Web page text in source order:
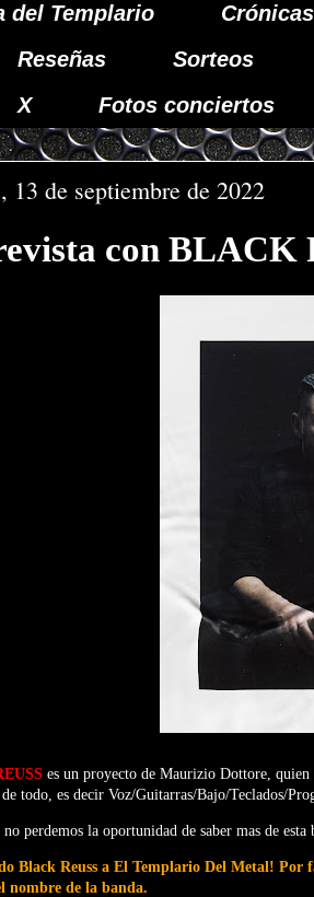
del Templario Crónicas
Reseñas Sorteos
X Fotos conciertos
13 de septiembre de 2022
con BLACK
es un proyecto de Maurizio Dottore,
de todo, es decir Voz/Guitarras/Bajo/Teclados/
perdemos la oportunidad de saber mas de
Black Reuss a El Templario Del Metal! Por
nombre de la banda.